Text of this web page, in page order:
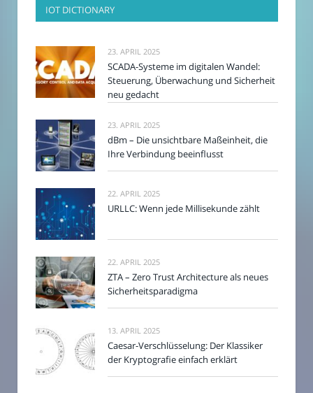
IOT DICTIONARY
23. APRIL 2025
SCADA-Systeme im digitalen Wandel:
Steuerung, Überwachung und Sicherheit
neu gedacht
23. APRIL 2025
dBm – Die unsichtbare Maßeinheit, die
Ihre Verbindung beeinflusst
22. APRIL 2025
URLLC: Wenn jede Millisekunde zählt
22. APRIL 2025
ZTA – Zero Trust Architecture als neues
Sicherheitsparadigma
13. APRIL 2025
Caesar-Verschlüsselung: Der Klassiker
der Kryptografie einfach erklärt